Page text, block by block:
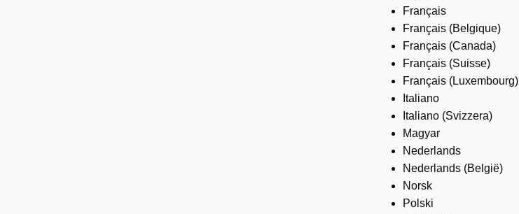
Français
Français (Belgique)
Français (Canada)
Français (Suisse)
Français (Luxembourg)
Italiano
Italiano (Svizzera)
Magyar
Nederlands
Nederlands (België)
Norsk
Polski